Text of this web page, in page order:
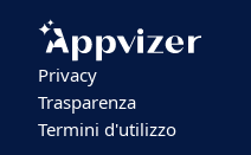
Privacy
Trasparenza
Termini d'utilizzo